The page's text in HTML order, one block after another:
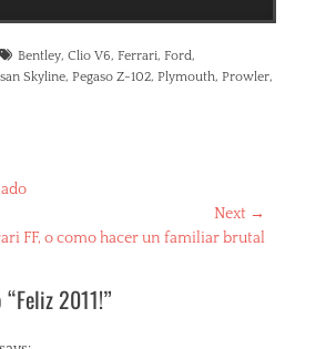
TagsBentley, Clio V6, Ferrari, Ford,
Skyline, Pegaso Z-102, Plymouth, Prowler,
Next →
FF, o como hacer un familiar brutal
2011!”